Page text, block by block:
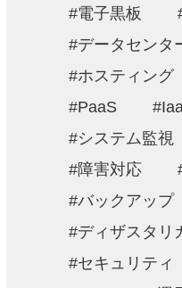
電子黒板
データセンタ
ホスティング
PaaS
システム監視
障害対応
バックアップ
ディザスタリ
セキュリティ